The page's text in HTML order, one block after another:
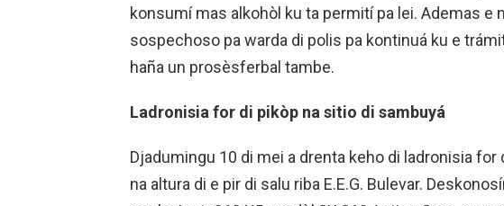
konsumí mas alkohòl ku ta permití pa lei. Ademas e
sospechoso pa warda di polis pa kontinuá ku e
haña un prosèsferbal tambe.
Ladronisia for di pikòp na sitio di sambuyá
Djadumingu 10 di mei a drenta keho di ladronisia
na altura di e pir di salu riba E.E.G. Bulevar.